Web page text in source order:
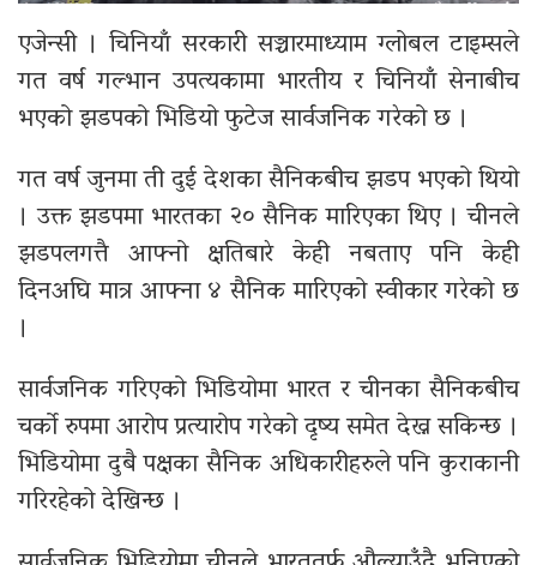
एजेन्सी । चिनियाँ सरकारी सञ्चारमाध्याम ग्लोबल टाइम्सले
गत वर्ष गल्भान उपत्यकामा भारतीय र चिनियाँ सेनाबीच
भएको झडपको भिडियो फुटेज सार्वजनिक गरेको छ ।
गत वर्ष जुनमा ती दुई देशका सैनिकबीच झडप भएको थियो
। उक्त झडपमा भारतका २० सैनिक मारिएका थिए । चीनले
झडपलगत्तै आफ्नो क्षतिबारे केही नबताए पनि केही
दिनअघि मात्र आफ्ना ४ सैनिक मारिएको स्वीकार गरेको छ
।
सार्वजनिक गरिएको भिडियोमा भारत र चीनका सैनिकबीच
चर्को रुपमा आरोप प्रत्यारोप गरेको दृष्य समेत देख्न सकिन्छ ।
भिडियोमा दुबै पक्षका सैनिक अधिकारीहरुले पनि कुराकानी
गरिरहेको देखिन्छ ।